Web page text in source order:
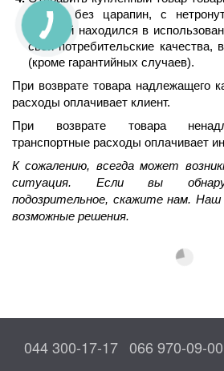
битый, без царапин, с
который находился в
свои потребительские качества,
(кроме гарантийных случаев).
При возврате товара надлежащего
расходы оплачивает клиент.
При возврате товара
транспортные расходы оплачивает
К сожалению, всегда может
ситуация. Если вы
подозрительное, скажите нам.
возможные решения.
044 300-17-17 066 970-09-00